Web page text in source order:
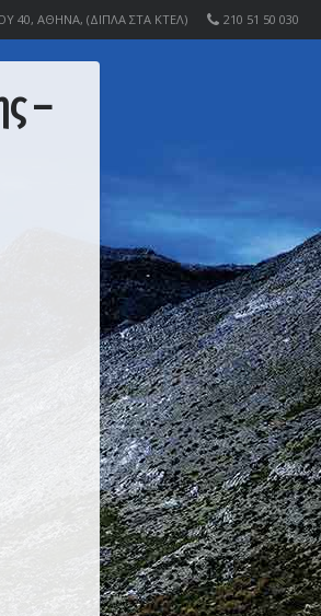
210 51 50 030
40, ΑΘΉΝΑ, (ΔΊΠΛΑ ΣΤΑ ΚΤΕΛ)
–